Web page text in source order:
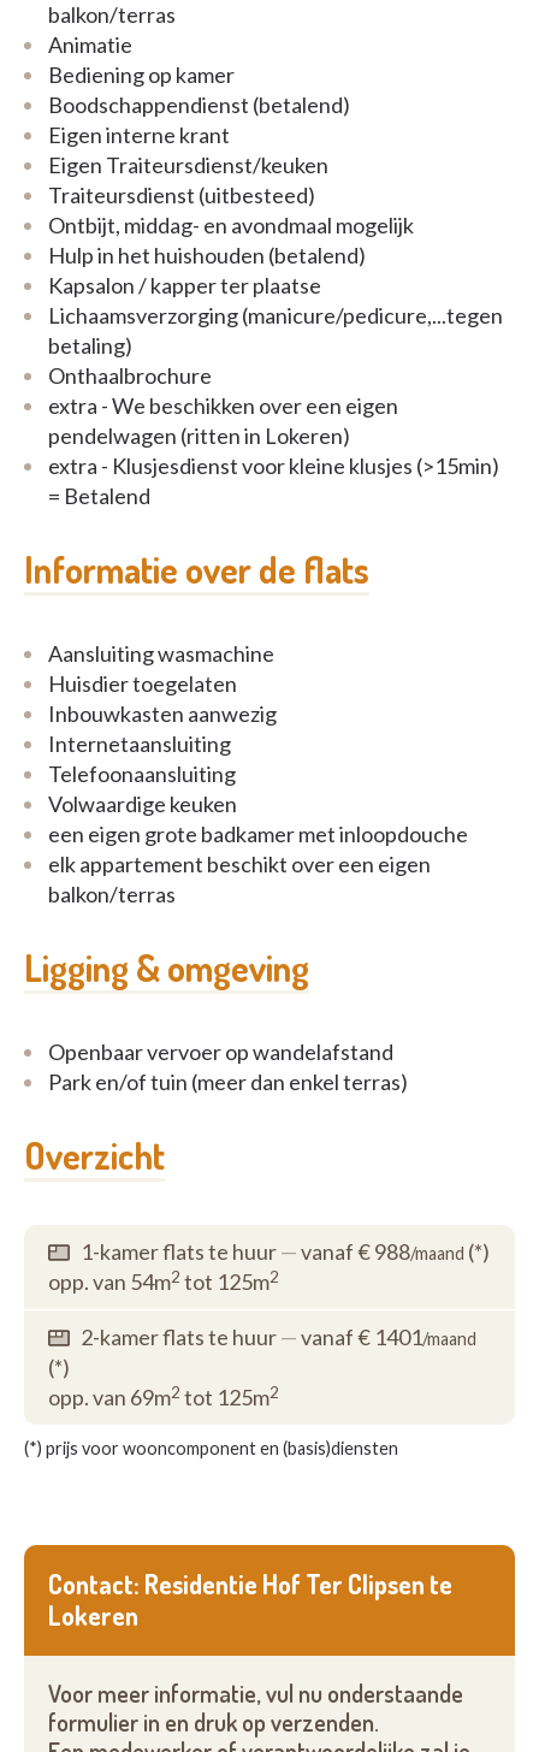
balkon/terras
Animatie
Bediening op kamer
Boodschappendienst (betalend)
Eigen interne krant
Eigen Traiteursdienst/keuken
Traiteursdienst (uitbesteed)
Ontbijt, middag- en avondmaal mogelijk
Hulp in het huishouden (betalend)
Kapsalon / kapper ter plaatse
Lichaamsverzorging (manicure/pedicure,...tegen
betaling)
Onthaalbrochure
extra - We beschikken over een eigen
pendelwagen (ritten in Lokeren)
extra - Klusjesdienst voor kleine klusjes (>15min)
= Betalend
Informatie over de flats
Aansluiting wasmachine
Huisdier toegelaten
Inbouwkasten aanwezig
Internetaansluiting
Telefoonaansluiting
Volwaardige keuken
een eigen grote badkamer met inloopdouche
elk appartement beschikt over een eigen
balkon/terras
Ligging & omgeving
Openbaar vervoer op wandelafstand
Park en/of tuin (meer dan enkel terras)
Overzicht
1-kamer flats te huur—vanaf € 988/maand (*)
opp. van 54m2 tot 125m2
2-kamer flats te huur—vanaf € 1401/maand
(*)
opp. van 69m2 tot 125m2
(*) prijs voor wooncomponent en (basis)diensten
Contact: Residentie Hof Ter Clipsen te
Lokeren
Voor meer informatie, vul nu onderstaande
formulier in en druk op verzenden.